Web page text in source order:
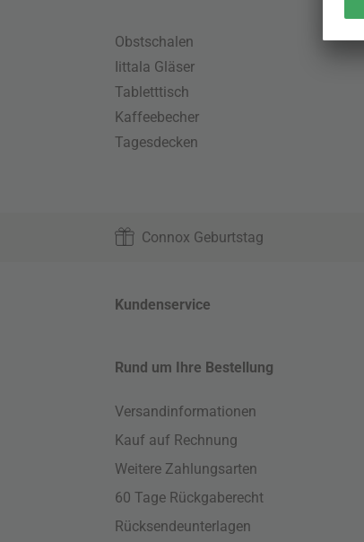
Obstschalen
Iittala Gläser
Tabletttisch
Kaffeebecher
Tagesdecken
Connox Geburtstag
Kundenservice
Rund um Ihre Bestellung
Versandinformationen
Kauf auf Rechnung
Weitere Zahlungsarten
60 Tage Rückgaberecht
Rücksendeunterlagen